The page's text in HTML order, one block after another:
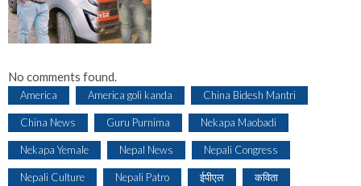
No comments found.
America America goli kanda China Bidesh Mantri
China News Guru Purnima Nekapa Maobadi
Nekapa Yemale Nepal News Nepali Congress
Nepali Culture Nepali Patro ईपीएल कविता